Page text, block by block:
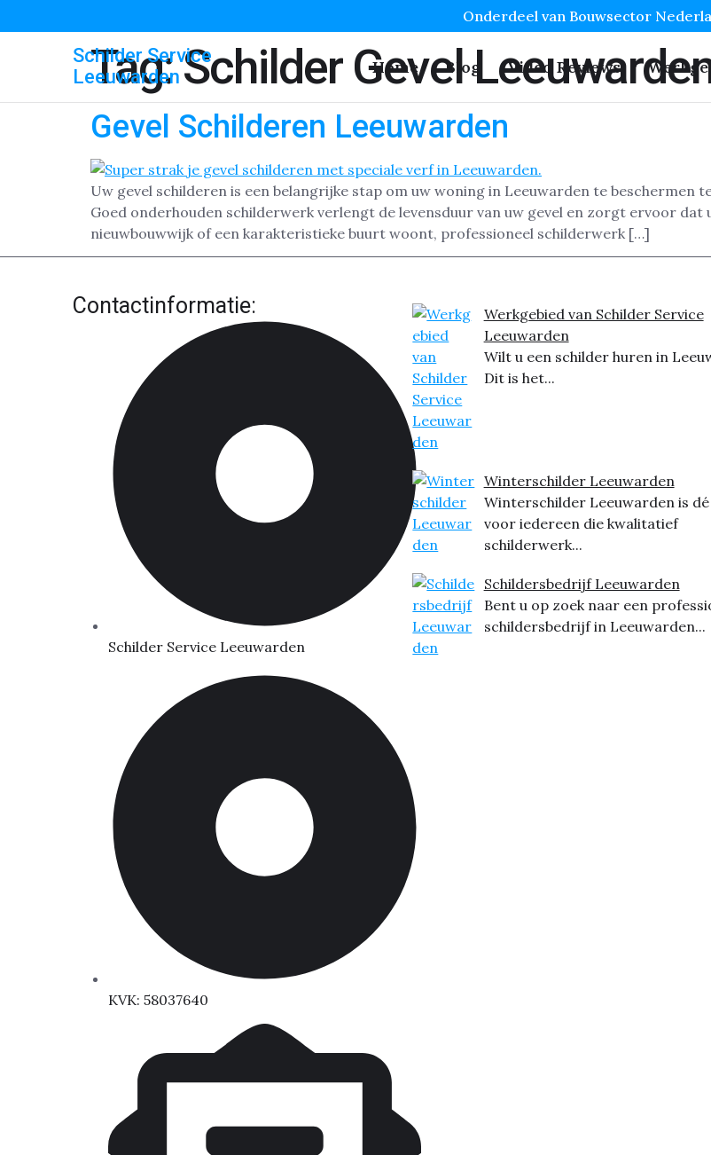
Onderdeel van Bouwsector
Schilder Service
Leeuwarden
Home Blog Video Reviews
Tag:Schilder Gevel
Gevel Schilderen Leeuwarden
Uw gevel schilderen is een belangrijke stap om uw woning in Leeuwarden te
Goed onderhouden schilderwerk verlengt de levensduur van uw gevel en zorgt ervoor
nieuwbouwwijk of een karakteristieke buurt woont, professioneel schilderwerk […]
Contactinformatie:
Schilder Service Leeuwarden
KVK: 58037640
Werkgebied van Schilder Service
Leeuwarden
Wilt u een schilder huren in
Dit is het...
Winterschilder Leeuwarden
Winterschilder Leeuwarden is
voor iedereen die kwalitatief
schilderwerk...
Schildersbedrijf Leeuwarden
Bent u op zoek naar een
schildersbedrijf in Leeuwarden...